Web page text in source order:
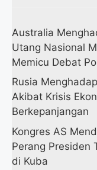
Australia
Utang Nasional
Memicu Debat
Rusia
Akibat Krisis
Berkepanjangan
Kongres AS
Perang Presiden
di Kuba